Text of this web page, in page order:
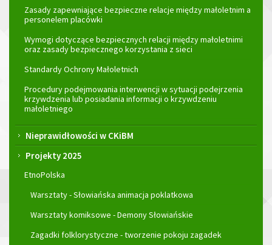
Zasady zapewniające bezpieczne relacje między małoletnim a
personelem placówki
Wymogi dotyczące bezpiecznych relacji między małoletnimi
oraz zasady bezpiecznego korzystania z sieci
Standardy Ochrony Małoletnich
Procedury podejmowania interwencji w sytuacji podejrzenia
krzywdzenia lub posiadania informacji o krzywdzeniu
małoletniego
Nieprawidłowości w CKiBM
Projekty 2025
EtnoPolska
Warsztaty - Słowiańska animacja poklatkowa
Warsztaty komiksowe - Demony Słowiańskie
Zagadki folklorystyczne - tworzenie pokoju zagadek